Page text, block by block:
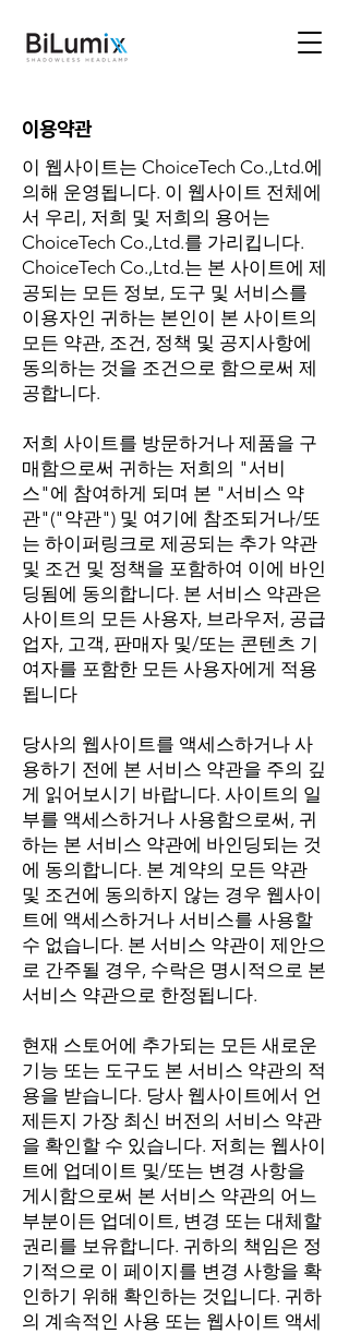
이용약관
이 웹사이트는 ChoiceTech Co.,Ltd.에
의해 운영됩니다. 이 웹사이트 전체에
서 우리, 저희 및 저희의 용어는
ChoiceTech Co.,Ltd.를 가리킵니다.
ChoiceTech Co.,Ltd.는 본 사이트에 제
공되는 모든 정보, 도구 및 서비스를
이용자인 귀하는 본인이 본 사이트의
모든 약관, 조건, 정책 및 공지사항에
동의하는 것을 조건으로 함으로써 제
공합니다.
저희 사이트를 방문하거나 제품을 구
매함으로써 귀하는 저희의 "서비
스"에 참여하게 되며 본 "서비스 약
관"("약관") 및 여기에 참조되거나/또
는 하이퍼링크로 제공되는 추가 약관
및 조건 및 정책을 포함하여 이에 바인
딩됨에 동의합니다. 본 서비스 약관은
사이트의 모든 사용자, 브라우저, 공급
업자, 고객, 판매자 및/또는 콘텐츠 기
여자를 포함한 모든 사용자에게 적용
됩니다
당사의 웹사이트를 액세스하거나 사
용하기 전에 본 서비스 약관을 주의 깊
게 읽어보시기 바랍니다. 사이트의 일
부를 액세스하거나 사용함으로써, 귀
하는 본 서비스 약관에 바인딩되는 것
에 동의합니다. 본 계약의 모든 약관
및 조건에 동의하지 않는 경우 웹사이
트에 액세스하거나 서비스를 사용할
수 없습니다. 본 서비스 약관이 제안으
로 간주될 경우, 수락은 명시적으로 본
서비스 약관으로 한정됩니다.
현재 스토어에 추가되는 모든 새로운
기능 또는 도구도 본 서비스 약관의 적
용을 받습니다. 당사 웹사이트에서 언
제든지 가장 최신 버전의 서비스 약관
을 확인할 수 있습니다. 저희는 웹사이
트에 업데이트 및/또는 변경 사항을
게시함으로써 본 서비스 약관의 어느
부분이든 업데이트, 변경 또는 대체할
권리를 보유합니다. 귀하의 책임은 정
기적으로 이 페이지를 변경 사항을 확
인하기 위해 확인하는 것입니다. 귀하
의 계속적인 사용 또는 웹사이트 액세